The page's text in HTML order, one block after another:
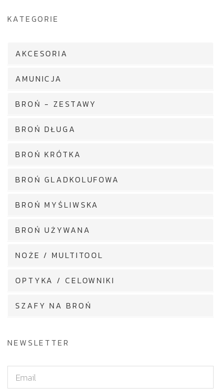
KATEGORIE
AKCESORIA
AMUNICJA
BROŃ - ZESTAWY
BROŃ DŁUGA
BROŃ KRÓTKA
BROŃ GLADKOLUFOWA
BROŃ MYŚLIWSKA
BROŃ UŻYWANA
NOŻE / MULTITOOL
OPTYKA / CELOWNIKI
SZAFY NA BROŃ
NEWSLETTER
m